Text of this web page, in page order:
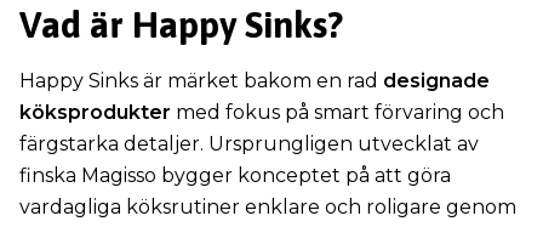
Vad är Happy Sinks?
Happy Sinks är märket bakom en rad designade
köksprodukter med fokus på smart förvaring och
färgstarka detaljer. Ursprungligen utvecklat av
finska Magisso bygger konceptet på att göra
vardagliga köksrutiner enklare och roligare genom